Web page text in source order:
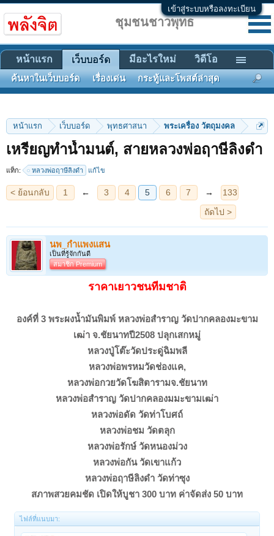
เข้าสู่ระบบหรือลงทะเบียน
หน้าแรก เว็บบอร์ด พุทธศาสนา พระเครื่อง วัตถุมงคล
เหรียญทำน้ำมนต์, สายหลวงพ่อฤาษีลิงดำ
แท็ก: หลวงพ่อฤาษีลิงดำ แก้ไข
ถัดไป >
นพ_กำแพงแสน
เป็นที่รู้จักกันดี
สมาชิก Premium
ราคาเยาวชนทีมชาติ
องค์ที่ 3 พระผงน้ำมันพิมพ์ หลวงพ่อสำราญ วัดปากคลองมะขาม
เฒ่า จ.ชัยนาทปี2508 ปลุกเสกหมู่
หลวงปู่โต๊ะวัดประดู่ฉิมพลี
หลวงพ่อพรหมวัดช่องแค,
หลวงพ่อกวยวัดโฆสิตารามจ.ชัยนาท
หลวงพ่อสำราญ วัดปากคลองมมะขามเฒ่า
หลวงพ่อดัด วัดท่าโบศถ์
หลวงพ่อชม วัดตลุก
หลวงพ่อรักษ์ วัดหนองม่วง
หลวงพ่อกัน วัดเขาแก้ว
หลวงพ่อฤาษีลิงดำ วัดท่าซุง
สภาพสวยคมชัด เปิดให้บูชา 300 บาท ค่าจัดส่ง 50 บาท
ไฟล์ที่แนบมา:
ชุมชนชาวพุทธ
หน้าแรก เว็บบอร์ด
ค้นหาในเว็บบอร์ด เรื่องเด่น กระทู้และโพสต์ล่าสุด
มีอะไรใหม่ วิดีโอ